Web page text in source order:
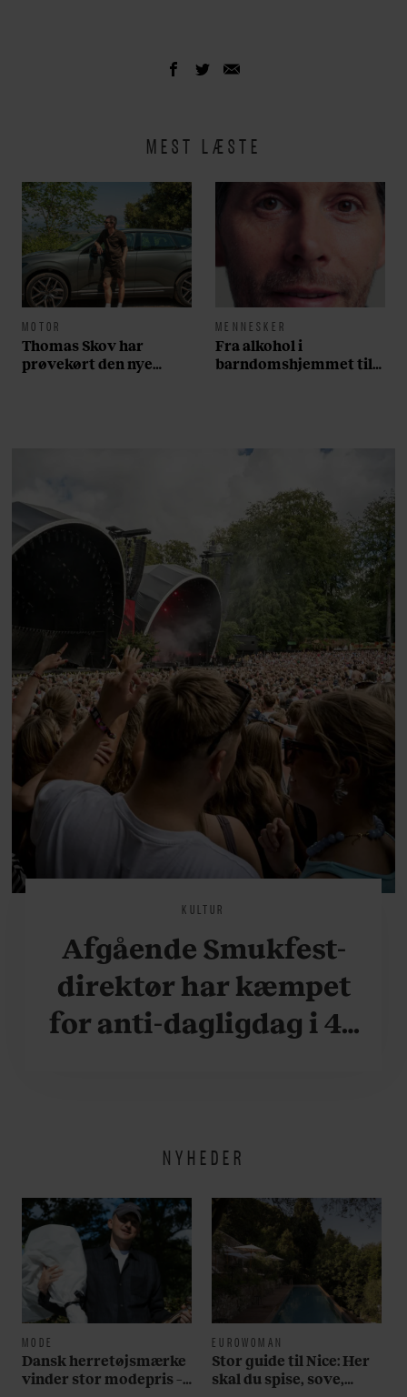
MEST LÆSTE
MOTOR
Thomas Skov har
prøvekørt den nye
MENNESKER
Fra alkohol i
barndomshjemmet til
KULTUR
Afgående Smukfest-
direktør har kæmpet
for anti-dagligdag i 46
NYHEDER
MODE
Dansk herretøjsmærke
vinder stor modepris –
EUROWOMAN
Stor guide til Nice: Her
skal du spise, sove,